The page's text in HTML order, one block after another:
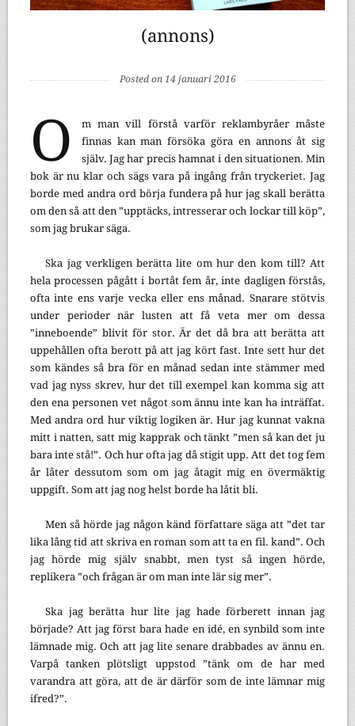
(annons)
Posted on 14 januari 2016
O
m man vill förstå varför reklambyråer måste
finnas kan man försöka göra en annons åt sig
själv. Jag har precis hamnat i den situationen. Min
bok är nu klar och sägs vara på ingång från tryckeriet. Jag
borde med andra ord börja fundera på hur jag skall berätta
om den så att den ”upptäcks, intresserar och lockar till köp”,
som jag brukar säga.
Ska jag verkligen berätta lite om hur den kom till? Att
hela processen pågått i bortåt fem år, inte dagligen förstås,
ofta inte ens varje vecka eller ens månad. Snarare stötvis
under perioder när lusten att få veta mer om dessa
”inneboende” blivit för stor. Är det då bra att berätta att
uppehållen ofta berott på att jag kört fast. Inte sett hur det
som kändes så bra för en månad sedan inte stämmer med
vad jag nyss skrev, hur det till exempel kan komma sig att
den ena personen vet något som ännu inte kan ha inträffat.
Med andra ord hur viktig logiken är. Hur jag kunnat vakna
mitt i natten, satt mig kapprak och tänkt ”men så kan det ju
bara inte stå!”. Och hur ofta jag då stigit upp. Att det tog fem
år låter dessutom som om jag åtagit mig en övermäktig
uppgift. Som att jag nog helst borde ha låtit bli.
Men så hörde jag någon känd författare säga att ”det tar
lika lång tid att skriva en roman som att ta en fil. kand”. Och
jag hörde mig själv snabbt, men tyst så ingen hörde,
replikera ”och frågan är om man inte lär sig mer”.
Ska jag berätta hur lite jag hade förberett innan jag
började? Att jag först bara hade en idé, en synbild som inte
lämnade mig. Och att jag lite senare drabbades av ännu en.
Varpå tanken plötsligt uppstod ”tänk om de har med
varandra att göra, att de är därför som de inte lämnar mig
ifred?”.